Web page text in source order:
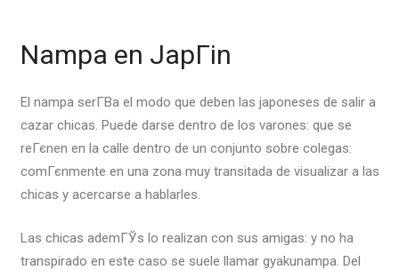
Nampa en JapГіn
El nampa serГ­В­a el modo que deben las japoneses de salir a
cazar chicas. Puede darse dentro de los varones: que se
reГєnen en la calle dentro de un conjunto sobre colegas:
comГєnmente en una zona muy transitada de visualizar a las
chicas y acercarse a hablarles.
Las chicas ademГЎs lo realizan con sus amigas: y no ha
transpirado en este caso se suele llamar gyakunampa. Del